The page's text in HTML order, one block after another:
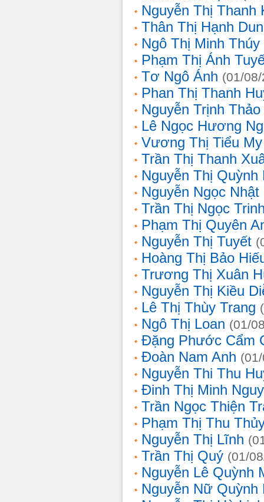
Nguyễn Thị Thanh
Thân Thị Hạnh
Ngô Thị Minh Thúy
Phạm Thị Ánh
Tơ Ngô Ánh (01/
Phan Thị Thanh
Nguyễn Trịnh
Lê Ngọc Hương
Vương Thị Tiểu My
Trần Thị Thanh
Nguyễn Thị Quỳnh
Nguyễn Ngọc Nhật
Trần Thị Ngọc
Phạm Thị Quyên
Nguyễn Thị Tuyết
Hoàng Thị Bảo
Trương Thị Xuân
Nguyễn Thị Kiều
Lê Thị Thùy Trang
Ngô Thị Loan (01/
Đặng Phước Cẩm
Đoàn Nam Anh
Nguyễn Thi Thu
Đinh Thị Minh
Trần Ngọc Thiện
Phạm Thị Thu
Nguyễn Thị Lĩnh
Trần Thị Quý (01/
Nguyễn Lê Quỳnh
Nguyễn Nữ